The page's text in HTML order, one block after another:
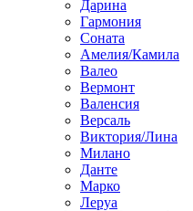
Дарина
Гармония
Соната
Амелия/Камила
Валео
Вермонт
Валенсия
Версаль
Виктория/Лина
Милано
Данте
Марко
Леруа